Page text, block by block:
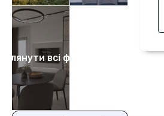
всі фото 12